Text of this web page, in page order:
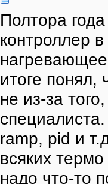
Полтора
контроллер
итоге понял,
не из-за
ramp, pid и
всяких
надо что-то